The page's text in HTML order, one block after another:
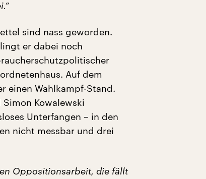
sind nass geworden.
er dabei noch
Auf dem
einen Wahlkampf-Stand.
Kowalewski
Unterfangen – in den
nicht messbar und drei
Oppositionsarbeit, die fällt